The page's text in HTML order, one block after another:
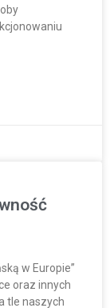
w Europie”
oraz innych
tle naszych